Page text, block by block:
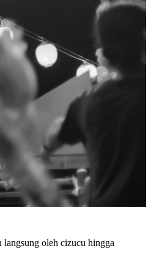
langsung oleh cizucu hingga